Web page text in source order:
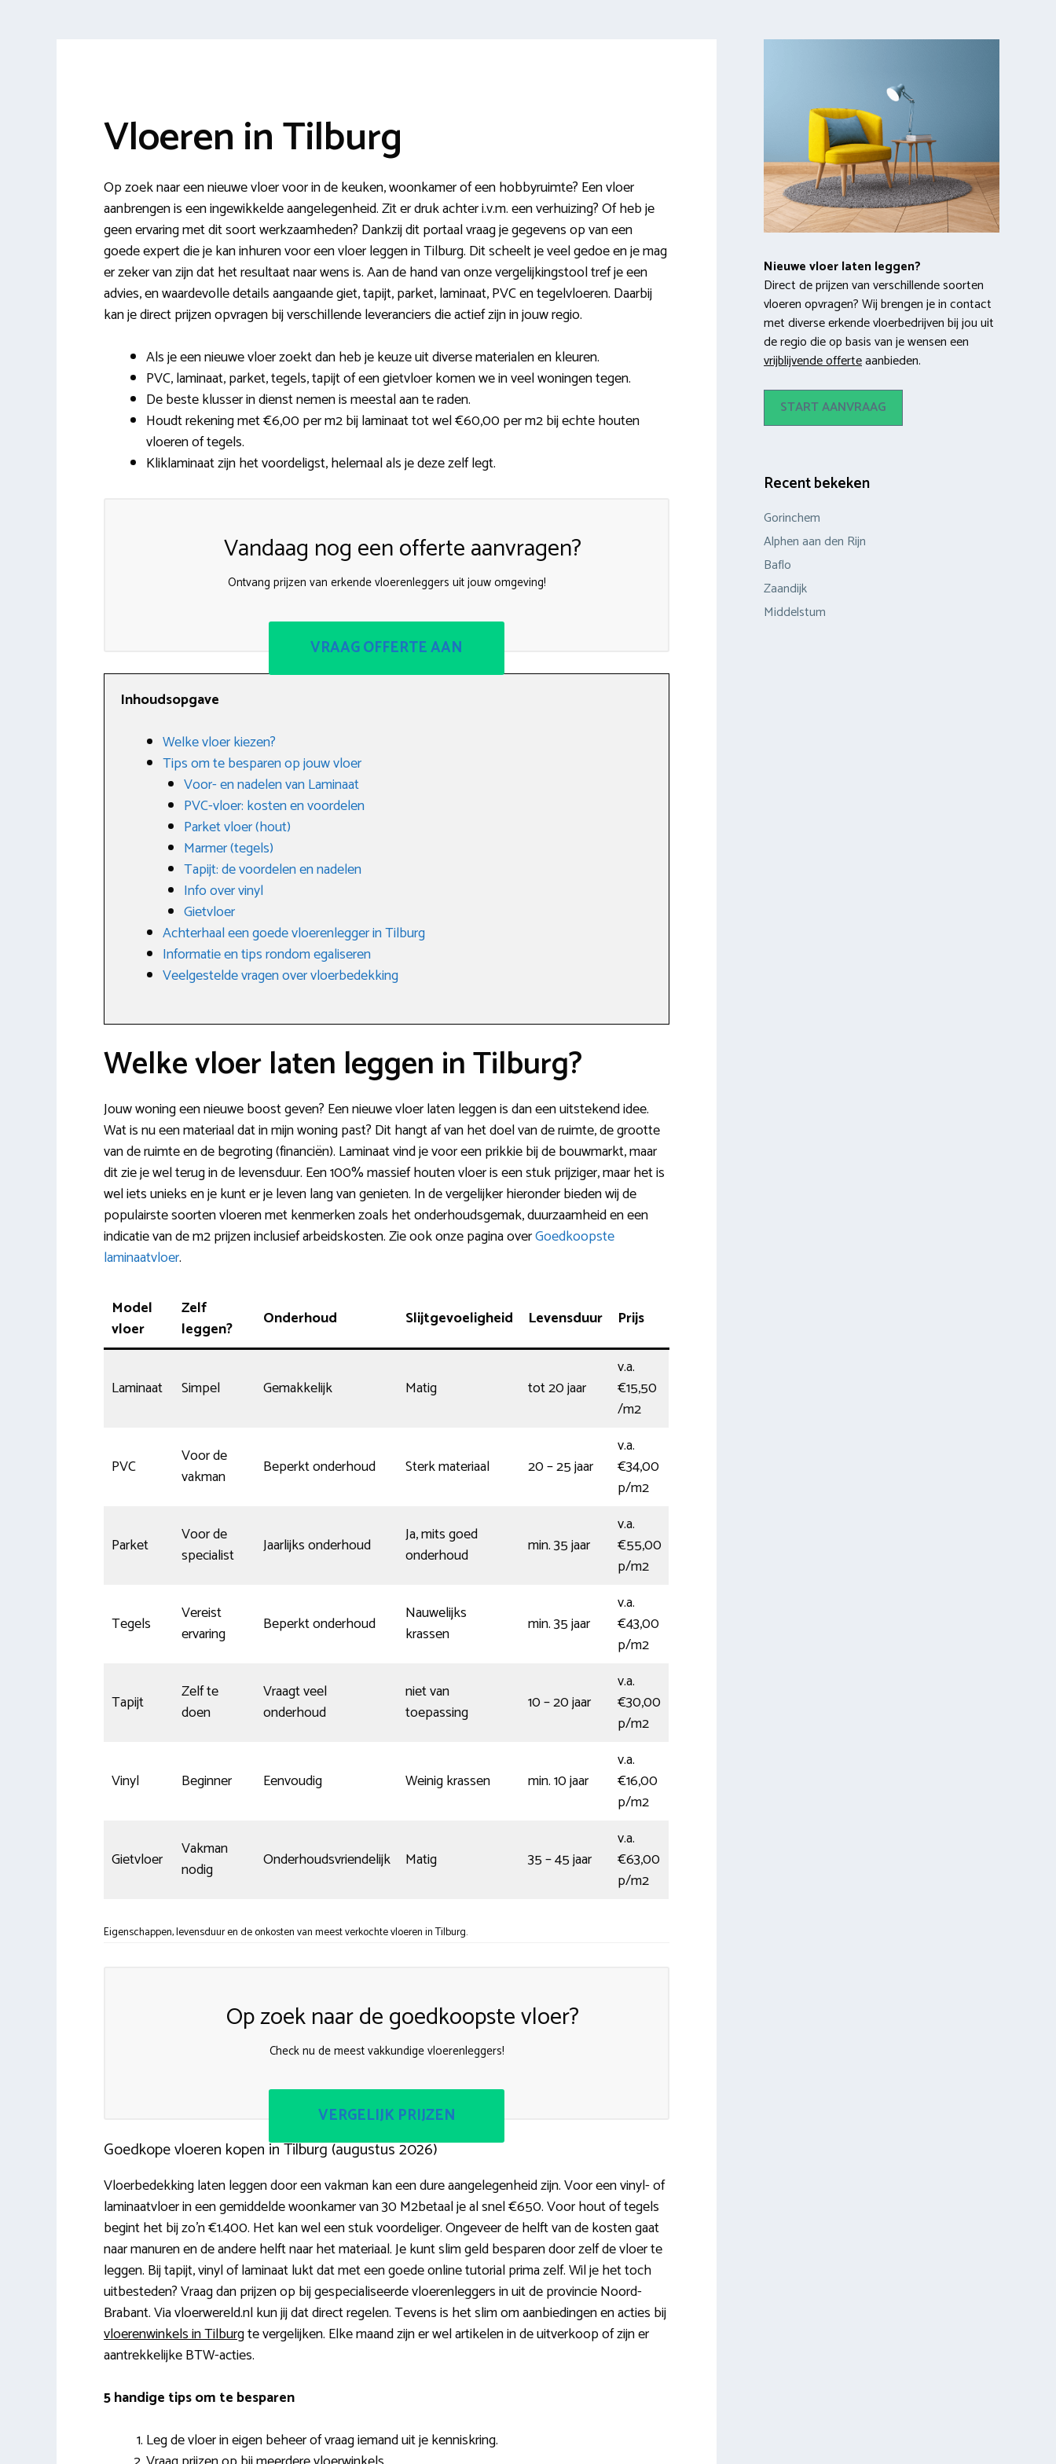
Vloeren in Tilburg
Op zoek naar een nieuwe vloer voor in de keuken, woonkamer of een hobbyruimte? Een vloer
aanbrengen is een ingewikkelde aangelegenheid. Zit er druk achter i.v.m. een verhuizing? Of heb je
geen ervaring met dit soort werkzaamheden? Dankzij dit portaal vraag je gegevens op van een
goede expert die je kan inhuren voor een vloer leggen in Tilburg. Dit scheelt je veel gedoe en je mag
er zeker van zijn dat het resultaat naar wens is. Aan de hand van onze vergelijkingstool tref je een
advies, en waardevolle details aangaande giet, tapijt, parket, laminaat, PVC en tegelvloeren. Daarbij
kan je direct prijzen opvragen bij verschillende leveranciers die actief zijn in jouw regio.
Als je een nieuwe vloer zoekt dan heb je keuze uit diverse materialen en kleuren.
PVC, laminaat, parket, tegels, tapijt of een gietvloer komen we in veel woningen tegen.
De beste klusser in dienst nemen is meestal aan te raden.
Houdt rekening met €6,00 per m2 bij laminaat tot wel €60,00 per m2 bij echte houten
vloeren of tegels.
Kliklaminaat zijn het voordeligst, helemaal als je deze zelf legt.
Vandaag nog een offerte aanvragen?
Ontvang prijzen van erkende vloerenleggers uit jouw omgeving!
VRAAG OFFERTE AAN
Inhoudsopgave
Welke vloer kiezen?
Tips om te besparen op jouw vloer
Voor- en nadelen van Laminaat
PVC-vloer: kosten en voordelen
Parket vloer (hout)
Marmer (tegels)
Tapijt: de voordelen en nadelen
Info over vinyl
Gietvloer
Achterhaal een goede vloerenlegger in Tilburg
Informatie en tips rondom egaliseren
Veelgestelde vragen over vloerbedekking
Welke vloer laten leggen in Tilburg?
Jouw woning een nieuwe boost geven? Een nieuwe vloer laten leggen is dan een uitstekend idee.
Wat is nu een materiaal dat in mijn woning past? Dit hangt af van het doel van de ruimte, de grootte
van de ruimte en de begroting (financiën). Laminaat vind je voor een prikkie bij de bouwmarkt, maar
dit zie je wel terug in de levensduur. Een 100% massief houten vloer is een stuk prijziger, maar het is
wel iets unieks en je kunt er je leven lang van genieten. In de vergelijker hieronder bieden wij de
populairste soorten vloeren met kenmerken zoals het onderhoudsgemak, duurzaamheid en een
indicatie van de m2 prijzen inclusief arbeidskosten. Zie ook onze pagina overGoedkoopste
laminaatvloer.
Model
vloer
Zelf
leggen?
Onderhoud Slijtgevoeligheid Levensduur Prijs
Laminaat Simpel Gemakkelijk Matig tot 20 jaar
v.a.
€15,50
/m2
PVC
Voor de
vakman
Beperkt onderhoud Sterk materiaal 20 – 25 jaar
v.a.
€34,00
p/m2
Parket
Voor de
specialist
Jaarlijks onderhoud
Ja, mits goed
onderhoud
min. 35 jaar
v.a.
€55,00
p/m2
Tegels
Vereist
ervaring
Beperkt onderhoud
Nauwelijks
krassen
min. 35 jaar
v.a.
€43,00
p/m2
Tapijt
Zelf te
doen
Vraagt veel
onderhoud
niet van
toepassing
10 – 20 jaar
v.a.
€30,00
p/m2
Vinyl Beginner Eenvoudig Weinig krassen min. 10 jaar
v.a.
€16,00
p/m2
Gietvloer
Vakman
nodig
Onderhoudsvriendelijk Matig 35 – 45 jaar
v.a.
€63,00
p/m2
Eigenschappen, levensduur en de onkosten van meest verkochte vloeren in Tilburg.
Op zoek naar de goedkoopste vloer?
Check nu de meest vakkundige vloerenleggers!
VERGELIJK PRIJZEN
Goedkope vloeren kopen in Tilburg (augustus 2026)
Vloerbedekking laten leggen door een vakman kan een dure aangelegenheid zijn. Voor een vinyl- of
laminaatvloer in een gemiddelde woonkamer van 30 M2betaal je al snel €650. Voor hout of tegels
begint het bij zo’n €1.400. Het kan wel een stuk voordeliger. Ongeveer de helft van de kosten gaat
naar manuren en de andere helft naar het materiaal. Je kunt slim geld besparen door zelf de vloer te
leggen. Bij tapijt, vinyl of laminaat lukt dat met een goede online tutorial prima zelf. Wil je het toch
uitbesteden? Vraag dan prijzen op bij gespecialiseerde vloerenleggers in uit de provincie Noord-
Brabant. Via vloerwereld.nl kun jij dat direct regelen. Tevens is het slim om aanbiedingen en acties bij
vloerenwinkels in Tilburgte vergelijken. Elke maand zijn er wel artikelen in de uitverkoop of zijn er
aantrekkelijke BTW-acties.
5 handige tips om te besparen
Leg de vloer in eigen beheer of vraag iemand uit je kenniskring.
Nieuwe vloer laten leggen?
Direct de prijzen van verschillende soorten
vloeren opvragen? Wij brengen je in contact
met diverse erkende vloerbedrijven bij jou uit
de regio die op basis van je wensen een
vrijblijvende offerteaanbieden.
START AANVRAAG
Recent bekeken
Gorinchem
Alphen aan den Rijn
Baflo
Zaandijk
Middelstum